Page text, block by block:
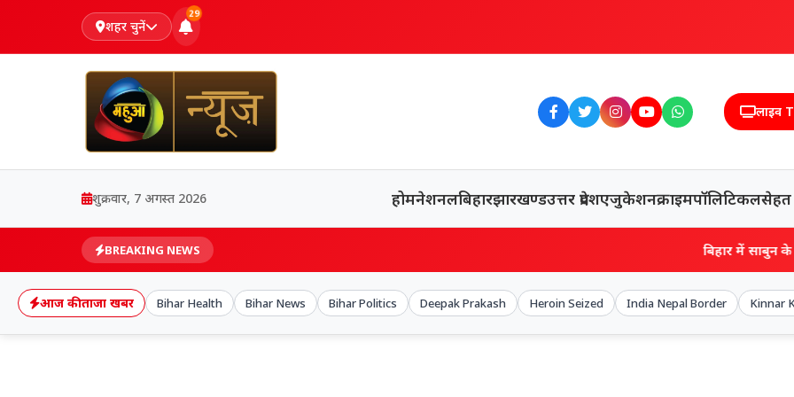
शहर चुनें
29
लाइव
शुक्रवार, 7 अगस्त 2026 होमनेशनलबिहारझारखण्डउत्तर प्रदेशएजुकेशनक्राइमपॉलिटिकलसेहत
BREAKING NEWS बिहार में साबुन के डिब्बे से
आज की ताजा खबर Bihar Health Bihar News Bihar Politics Deepak Prakash Heroin Seized India Nepal Border Kinnar